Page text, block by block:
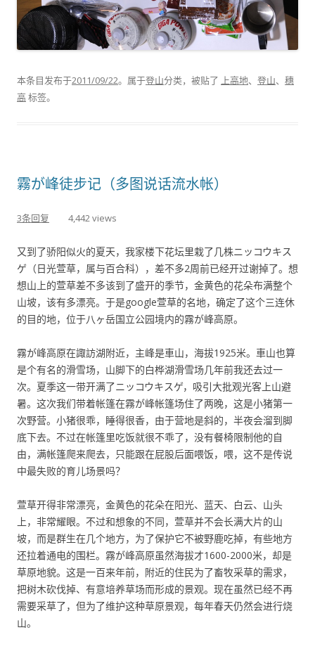
本条目发布于2011/09/22。属于登山分类，被贴了 上高地、 登山、 穗
高 标签。
霧が峰徒步记（多图说话流水帐）
3条回复 4,442 views
又到了骄阳似火的夏天，我家楼下花坛里栽了几株ニッコウキス
ゲ（日光萱草，属与百合科），差不多2周前已经开过谢掉了。想
想山上的萱草差不多该到了盛开的季节，金黄色的花朵布满整个
山坡，该有多漂亮。于是google萱草的名地，确定了这个三连休
的目的地，位于八ヶ岳国立公园境内的霧が峰高原。
霧が峰高原在諏訪湖附近，主峰是車山，海拔1925米。車山也算
是个有名的滑雪场，山脚下的白桦湖滑雪场几年前我还去过一
次。夏季这一带开满了ニッコウキスゲ，吸引大批观光客上山避
暑。这次我们带着帐篷在霧が峰帐篷场住了两晚，这是小猪第一
次野营。小猪很乖，睡得很香，由于营地是斜的，半夜会溜到脚
底下去。不过在帐篷里吃饭就很不乖了，没有餐椅限制他的自
由，满帐篷爬来爬去，只能跟在屁股后面喂饭，喂，这不是传说
中最失败的育儿场景吗？
萱草开得非常漂亮，金黄色的花朵在阳光、蓝天、白云、山头
上，非常耀眼。不过和想象的不同，萱草并不会长满大片的山
坡，而是群生在几个地方，为了保护它不被野鹿吃掉，有些地方
还拉着通电的围栏。霧が峰高原虽然海拔才1600-2000米，却是
草原地貌。这是一百来年前，附近的住民为了畜牧采草的需求，
把树木砍伐掉、有意培养草场而形成的景观。现在虽然已经不再
需要采草了，但为了维护这种草原景观，每年春天仍然会进行烧
山。